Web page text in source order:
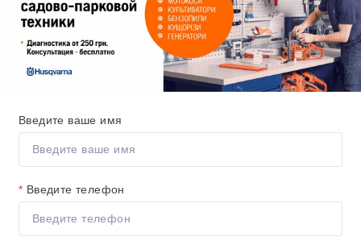
Введите ваше имя
* Введите телефон